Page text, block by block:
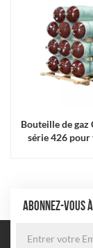
Bouteille de gaz
série 426 pour
ABONNEZ-VOUS